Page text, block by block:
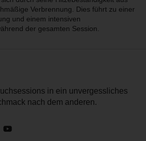
Verbrennung. Dies führt zu einer
und einem intensiven
der gesamten Session.
in ein unvergessliches
nach dem anderen.